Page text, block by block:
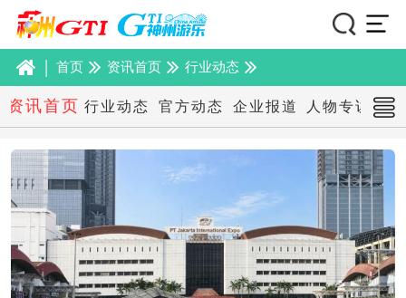
| 首页 资讯首页 行业动态
资讯首页 行业动态 官方动态 企业报道 人物专访 本